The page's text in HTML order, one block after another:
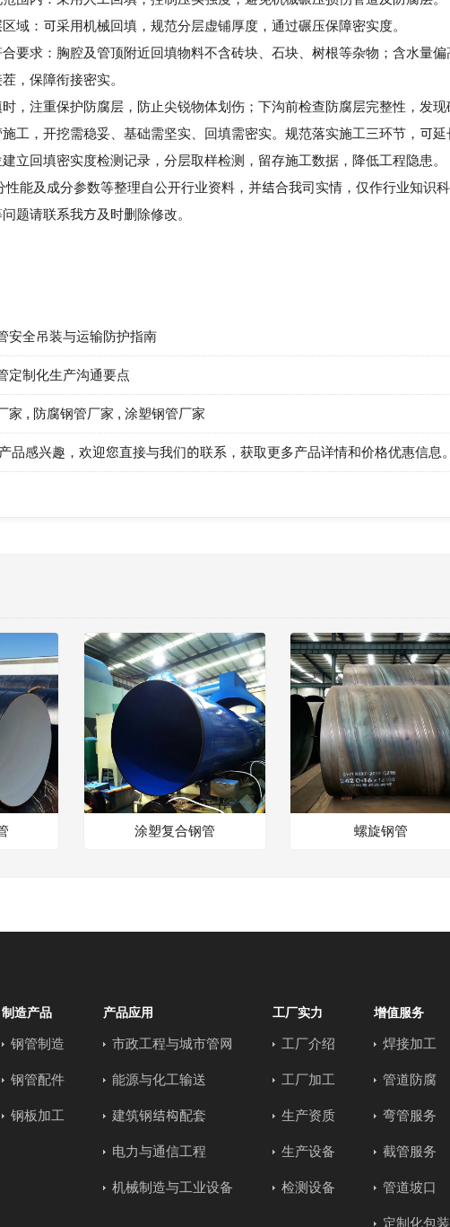
：可采用机械回填，规范分层虚铺厚度，通过碾压保障密实度。
求：胸腔及管顶附近回填物料不含砖块、石块、树根等杂物；含水量偏
，保障衔接密实。
注重保护防腐层，防止尖锐物体划伤；下沟前检查防腐层完整性，发现
施工，开挖需稳妥、基础需坚实、回填需密实。规范落实施工三环节，可
立回填密实度检测记录，分层取样检测，留存施工数据，降低工程隐患。
能及成分参数等整理自公开行业资料，并结合我司实情，仅作行业知识
题请联系我方及时删除修改。
安全吊装与运输防护指南
定制化生产沟通要点
家 , 防腐钢管厂家 ,涂塑钢管厂家
品感兴趣，欢迎您直接与我们的联系，获取更多产品详情和价格优惠信息
涂塑复合钢管 螺旋钢管
制造产品
钢管制造
钢管配件
钢板加工
产品应用
市政工程与城市管网
能源与化工输送
建筑钢结构配套
电力与通信工程
机械制造与工业设备
工厂实力
工厂介绍
工厂加工
生产资质
生产设备
检测设备
增值服务
焊接加工
管道防腐
弯管服务
截管服务
管道坡口
定制化包装